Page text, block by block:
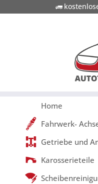
Home
Fahrwerk-
Getriebe und
Karosserieteile